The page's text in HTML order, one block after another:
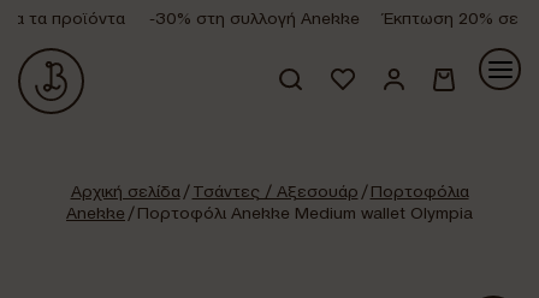
τα προϊόντα -30% στη συλλογή Anekke Έκπτωση 20% σε
Αρχική σελίδα/Τσάντες / Αξεσουάρ /Πορτοφόλια
Anekke / Πορτοφόλι Anekke Medium wallet Olympia